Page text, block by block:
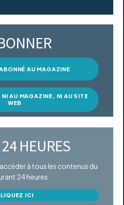
AU MAGAZINE
NI AU MAGAZINE, NI AU SITE
WEB
HEURES
à tous les contenus du
24 heures
ICI